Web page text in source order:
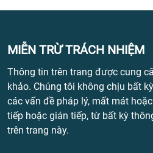
MIỄN TRỪ TRÁCH NHIỆM
Thông tin trên trang được cung
khảo. Chúng tôi không chịu bất
các vấn đề pháp lý, mất mát
tiếp hoặc gián tiếp, từ bất kỳ
trên trang này.